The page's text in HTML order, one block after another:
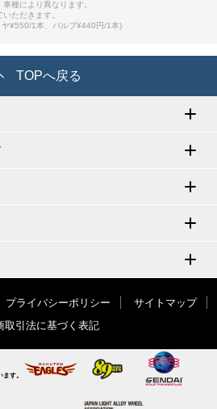
種により異なります。
ただきます。
¥550/1本、バルブ¥440円/1本)
TOPへ戻る
プライバシーポリシー
サイトマップ
取引法に基づく表記
す。